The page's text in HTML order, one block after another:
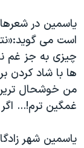
یاسمین در
است می
چیزی به جز غم
ها با شاد کردن
من خوشحال
غمگین ترم!...
یاسمین شهر